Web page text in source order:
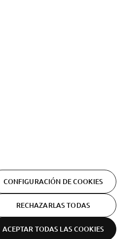
para saber cómo procesamos
CONFIGURACIÓN DE COOKIES
RECHAZARLAS TODAS
ACEPTAR TODAS LAS COOKIES